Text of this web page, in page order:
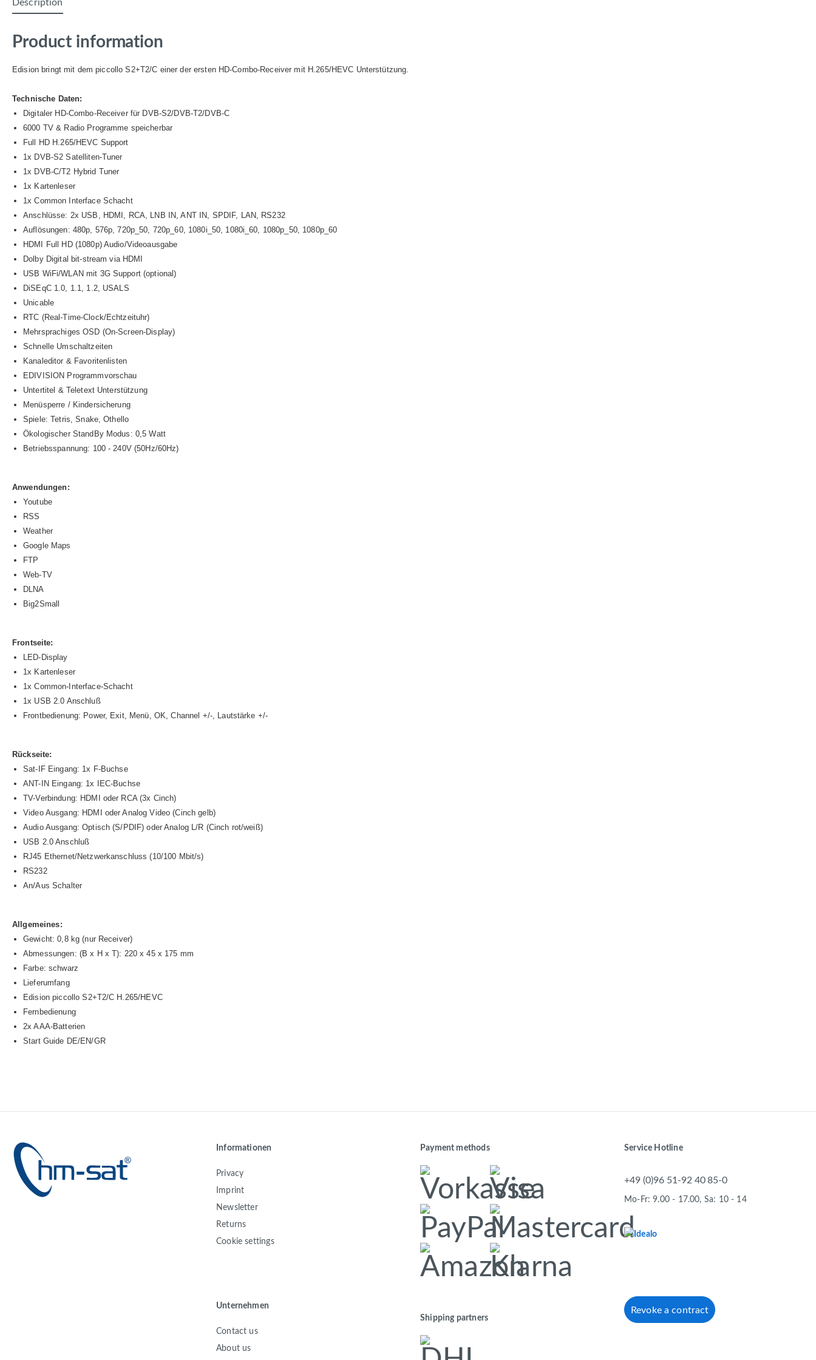
Description
Product information
Edision bringt mit dem piccollo S2+T2/C einer der ersten HD-Combo-Receiver mit H.265/HEVC Unterstützung.
Technische Daten:
Digitaler HD-Combo-Receiver für DVB-S2/DVB-T2/DVB-C
6000 TV & Radio Programme speicherbar
Full HD H.265/HEVC Support
1x DVB-S2 Satelliten-Tuner
1x DVB-C/T2 Hybrid Tuner
1x Kartenleser
1x Common Interface Schacht
Anschlüsse: 2x USB, HDMI, RCA, LNB IN, ANT IN, SPDIF, LAN, RS232
Auflösungen: 480p, 576p, 720p_50, 720p_60, 1080i_50, 1080i_60, 1080p_50, 1080p_60
HDMI Full HD (1080p) Audio/Videoausgabe
Dolby Digital bit-stream via HDMI
USB WiFi/WLAN mit 3G Support (optional)
DiSEqC 1.0, 1.1, 1.2, USALS
Unicable
RTC (Real-Time-Clock/Echtzeituhr)
Mehrsprachiges OSD (On-Screen-Display)
Schnelle Umschaltzeiten
Kanaleditor & Favoritenlisten
EDIVISION Programmvorschau
Untertitel & Teletext Unterstützung
Menüsperre / Kindersicherung
Spiele: Tetris, Snake, Othello
Ökologischer StandBy Modus: 0,5 Watt
Betriebsspannung: 100 - 240V (50Hz/60Hz)
Anwendungen:
Youtube
RSS
Weather
Google Maps
FTP
Web-TV
DLNA
Big2Small
Frontseite:
LED-Display
1x Kartenleser
1x Common-Interface-Schacht
1x USB 2.0 Anschluß
Frontbedienung: Power, Exit, Menü, OK, Channel +/-, Lautstärke +/-
Rückseite:
Sat-IF Eingang: 1x F-Buchse
ANT-IN Eingang: 1x IEC-Buchse
TV-Verbindung: HDMI oder RCA (3x Cinch)
Video Ausgang: HDMI oder Analog Video (Cinch gelb)
Audio Ausgang: Optisch (S/PDIF) oder Analog L/R (Cinch rot/weiß)
USB 2.0 Anschluß
RJ45 Ethernet/Netzwerkanschluss (10/100 Mbit/s)
RS232
An/Aus Schalter
Allgemeines:
Gewicht: 0,8 kg (nur Receiver)
Abmessungen: (B x H x T): 220 x 45 x 175 mm
Farbe: schwarz
Lieferumfang
Edision piccollo S2+T2/C H.265/HEVC
Fernbedienung
2x AAA-Batterien
Start Guide DE/EN/GR
Informationen
Privacy
Imprint
Newsletter
Returns
Cookie settings
Unternehmen
Contact us
About us
Payment methods
Shipping partners
Service Hotline
+49 (0)96 51-92 40 85-0
Mo-Fr: 9.00 - 17.00, Sa: 10 - 14
Revoke a contract